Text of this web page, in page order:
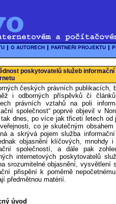
poskytovatelů služeb
českých právních publikacích,
i odborných příspěvků či
právních vztahů na poli
společnost“ poprvé objevil v
tak dnes, po více jak třiceti letech
co je skutečným
a skrývá pojem služba
objasnění klíčových, mnohdy
společností, a dále pak
internetových poskytovatelů
srozumitelné objasnění, vysvětlení
přispění k poměrně
předmětnou matérií.
úvod